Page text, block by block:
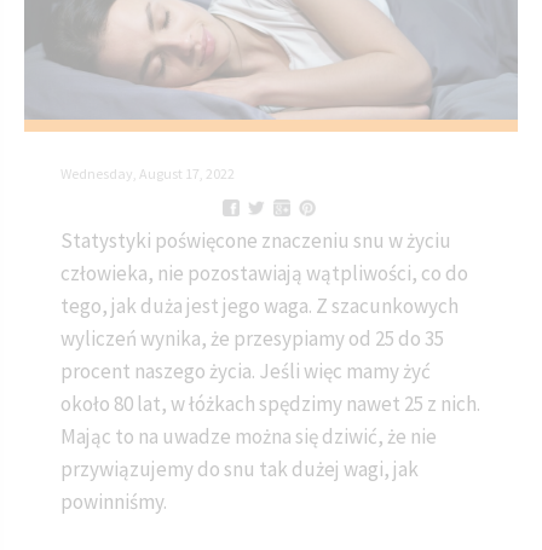
Wednesday, August 17, 2022
Statystyki poświęcone znaczeniu snu w życiu
człowieka, nie pozostawiają wątpliwości, co do
tego, jak duża jest jego waga. Z szacunkowych
wyliczeń wynika, że przesypiamy od 25 do 35
procent naszego życia. Jeśli więc mamy żyć
około 80 lat, w łóżkach spędzimy nawet 25 z nich.
Mając to na uwadze można się dziwić, że nie
przywiązujemy do snu tak dużej wagi, jak
powinniśmy.